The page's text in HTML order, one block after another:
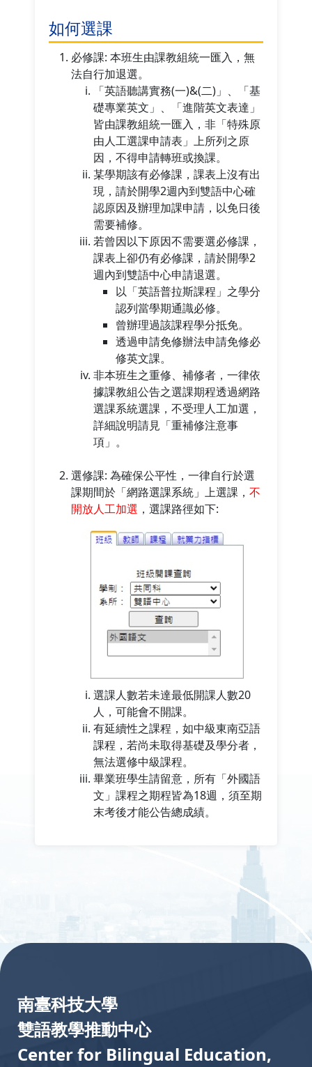
如何選課
必修課: 本班生由課教組統一匯入，無
法自行加退選。
「英語聽講實務(一)&(二)」、「基
礎專業英文」、「進階英文表達」
皆由課教組統一匯入，非「特殊原
由人工選課申請表」上所列之原
因，不得申請轉班或換課。
某學期該有必修課，課表上沒有出
現，請於開學2週內到雙語中心確
認原因及辦理加課申請，以免日後
需要補修。
若曾因以下原因不需要選必修課，
課表上卻仍有必修課，請於開學2
週內到雙語中心申請退選。
以「英語普拉斯課程」之學分
認列當學期通識必修。
曾辦理過該課程學分抵免。
透過申請免修辦法申請免修必
修英文課。
非本班生之重修、補修者，一律依
據課教組公告之選課期程透過網路
選課系統選課，不受理人工加選，
詳細說明請見「重補修注意事
項」。
選修課: 為確保公平性，一律自行於選
課期間於「網路選課系統」上選課， 不
開放人工加選 ，選課路徑如下:
選課人數若未達最低開課人數20
人，可能會不開課。
有延續性之課程，如中級東南亞語
課程，若尚未取得基礎及學分者，
無法選修中級課程。
畢業班學生請留意，所有「外國語
文」課程之期程皆為18週，須至期
末考後才能公告總成績。
南臺科技大學
雙語教學推動中心
Center for Bilingual Education,